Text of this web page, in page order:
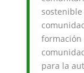
formación
para la